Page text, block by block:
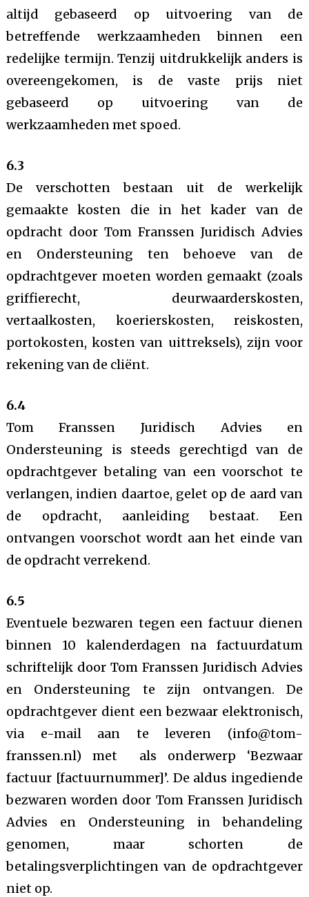
altijd gebaseerd op uitvoering van de
betreffende werkzaamheden binnen een
redelijke termijn. Tenzij uitdrukkelijk anders is
overeengekomen, is de vaste prijs niet
gebaseerd op uitvoering van de
werkzaamheden met spoed.
6.3
De verschotten bestaan uit de werkelijk
gemaakte kosten die in het kader van de
opdracht door Tom Franssen Juridisch Advies
en Ondersteuning ten behoeve van de
opdrachtgever moeten worden gemaakt (zoals
griffierecht, deurwaarderskosten,
vertaalkosten, koerierskosten, reiskosten,
portokosten, kosten van uittreksels), zijn voor
rekening van de cliënt.
6.4
Tom Franssen Juridisch Advies en
Ondersteuning is steeds gerechtigd van de
opdrachtgever betaling van een voorschot te
verlangen, indien daartoe, gelet op de aard van
de opdracht, aanleiding bestaat. Een
ontvangen voorschot wordt aan het einde van
de opdracht verrekend.
6.5
Eventuele bezwaren tegen een factuur dienen
binnen 10 kalenderdagen na factuurdatum
schriftelijk door Tom Franssen Juridisch Advies
en Ondersteuning te zijn ontvangen. De
opdrachtgever dient een bezwaar elektronisch,
via e-mail aan te leveren (info@tom-
franssen.nl) met als onderwerp ‘Bezwaar
factuur [factuurnummer]’. De aldus ingediende
bezwaren worden door Tom Franssen Juridisch
Advies en Ondersteuning in behandeling
genomen, maar schorten de
betalingsverplichtingen van de opdrachtgever
niet op.